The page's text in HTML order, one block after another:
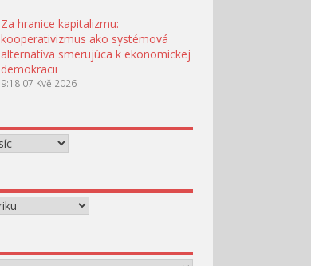
Za hranice kapitalizmu:
kooperativizmus ako systémová
alternatíva smerujúca k ekonomickej
demokracii
9:18 07 Kvě 2026